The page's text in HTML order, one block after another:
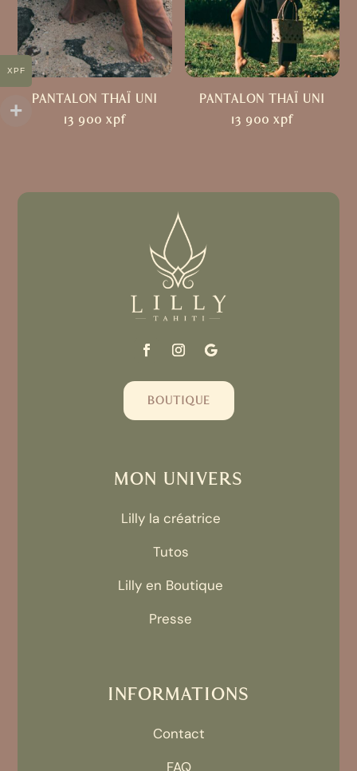
PANTALON THAÏ UNI
13 900xpf
PANTALON THAÏ UNI
13 900 xpf
BOUTIQUE
MON UNIVERS
Lilly la créatrice
Tutos
Lilly en Boutique
Presse
INFORMATIONS
Contact
FAQ
XPF